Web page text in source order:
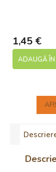
1,45 €
ADAUGĂ ÎN